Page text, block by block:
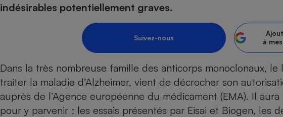
indésirables potentiellement graves.
Suivez-nous
à
Dans la très nombreuse famille des anticorps monoclonaux, le
traiter la maladie d’Alzheimer, vient de décrocher son
auprès de l’Agence européenne du médicament (EMA). Il
pour y parvenir : les essais présentés par Eisai et Biogen, les
Champagne -
bouteille de
Assurance emprunteur
Banque en ligne
Lave-linge
Téléviseur
Antimoustique